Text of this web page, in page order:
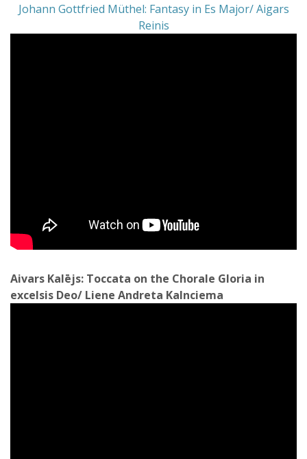
Johann Gottfried Müthel: Fantasy in Es Major/ Aigars
Reinis
Aivars Kalējs: Toccata on the Chorale Gloria in
excelsis Deo/ Liene Andreta Kalnciema